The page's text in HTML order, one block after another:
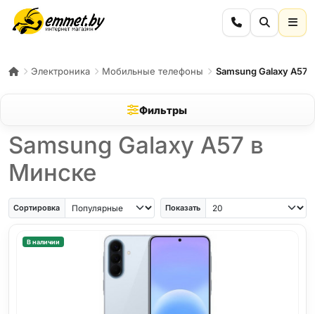
Электроника Мобильные телефоны Samsung Galaxy A57
Фильтры
Samsung Galaxy A57 в
Минске
Сортировка Показать
В наличии